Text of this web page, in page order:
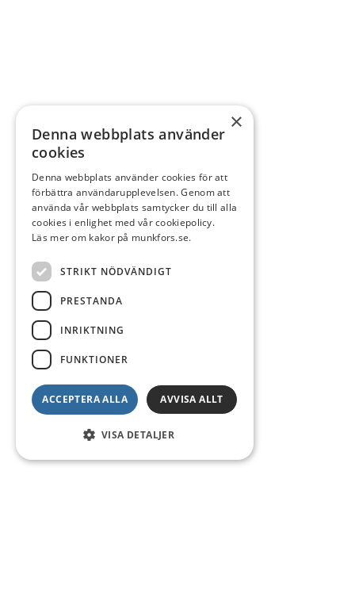
×
Denna webbplats använder
cookies
Denna webbplats använder cookies för att
förbättra användarupplevelsen. Genom att
använda vår webbplats samtycker du till alla
cookies i enlighet med vår cookiepolicy.
Läs mer om kakor på munkfors.se.
STRIKT NÖDVÄNDIGT
PRESTANDA
INRIKTNING
FUNKTIONER
ACCEPTERA ALLA AVVISA ALLT
VISA DETALJER